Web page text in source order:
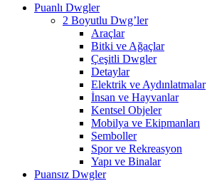
Puanlı Dwgler
2 Boyutlu Dwg’ler
Araçlar
Bitki ve Ağaçlar
Çeşitli Dwgler
Detaylar
Elektrik ve Aydınlatmalar
İnsan ve Hayvanlar
Kentsel Objeler
Mobilya ve Ekipmanları
Semboller
Spor ve Rekreasyon
Yapı ve Binalar
Puansız Dwgler